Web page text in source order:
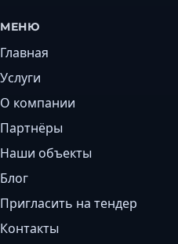
МЕНЮ
Главная
Услуги
О компании
Партнёры
Наши объекты
Блог
Пригласить на тендер
Контакты